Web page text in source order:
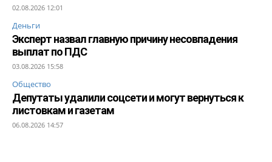
02.08.2026 12:01
Деньги
Эксперт назвал главную причину несовпадения
выплат по ПДС
03.08.2026 15:58
Общество
Депутаты удалили соцсети и могут вернуться к
листовкам и газетам
06.08.2026 14:57